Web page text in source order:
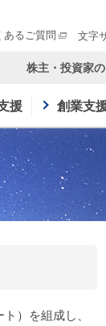
あるご質問 文字
株主・投資家
援 創業支
）を組成し、